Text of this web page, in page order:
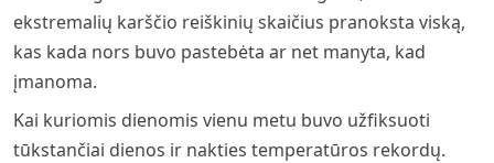
ekstremalių karščio reiškinių skaičius pranoksta viską,
kas kada nors buvo pastebėta ar net manyta, kad
įmanoma.
Kai kuriomis dienomis vienu metu buvo užfiksuoti
tūkstančiai dienos ir nakties temperatūros rekordų.